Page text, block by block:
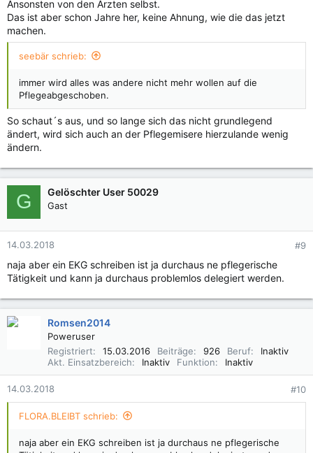
Ansonsten von den Ärzten selbst.
Das ist aber schon Jahre her, keine Ahnung, wie die das jetzt
machen.
seebär schrieb:
immer wird alles was andere nicht mehr wollen auf die
Pflegeabgeschoben.
So schaut´s aus, und so lange sich das nicht grundlegend
ändert, wird sich auch an der Pflegemisere hierzulande wenig
ändern.
G Gelöschter User 50029
Gast
14.03.2018 #9
naja aber ein EKG schreiben ist ja durchaus ne pflegerische
Tätigkeit und kann ja durchaus problemlos delegiert werden.
Romsen2014
Poweruser
Registriert
15.03.2016 Beiträge 926 Beruf
Inaktiv
Akt. Einsatzbereich
Inaktiv Funktion Inaktiv
14.03.2018 #10
FLORA.BLEIBT schrieb:
naja aber ein EKG schreiben ist ja durchaus ne pflegerische